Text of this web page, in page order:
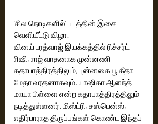
’சில நொடிகளில்’ படத்தின் இசை
வெளியீட்டு விழா!
வினய் பரத்வாஜ் இயக்கத்தில் ரிச்சர்ட்
ரிஷி, ராஜ் வரதனாக முன்னணி
கதாபாத்திரத்திலும், புன்னகை பூ கீதா
மேதா வரதனாகவும், யாஷிகா ஆனந்த்
மாயா பிள்ளை என்ற கதாபாத்திரத்திலும்
நடித்துள்ளனர். மிஸ்ட்ரி, சஸ்பென்ஸ்,
எதிர்பாராத திருப்பங்கள் கொண்ட இந்தப்